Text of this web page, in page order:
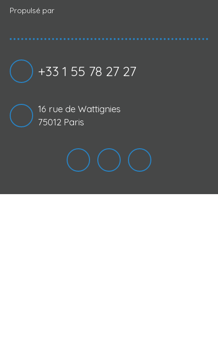
Propulsé par
+33 1 55 78 27 27
16 rue de Wattignies
75012 Paris